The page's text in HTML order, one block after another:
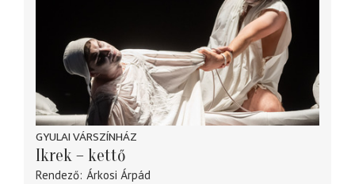
GYULAI VÁRSZÍNHÁZ
Ikrek – kettő
Rendező Árkosi Árpád